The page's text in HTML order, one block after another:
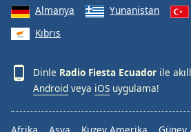
Almanya
Yunanistan
Kıbrıs
Dinle Radio Fiesta Ecuador ile
Android veya iOS uygulama!